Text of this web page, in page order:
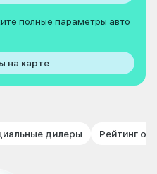
полные параметры авто
на карте
дилеры Рейтинг